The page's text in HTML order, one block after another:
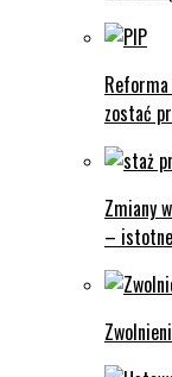
zostać
Zmiany
–